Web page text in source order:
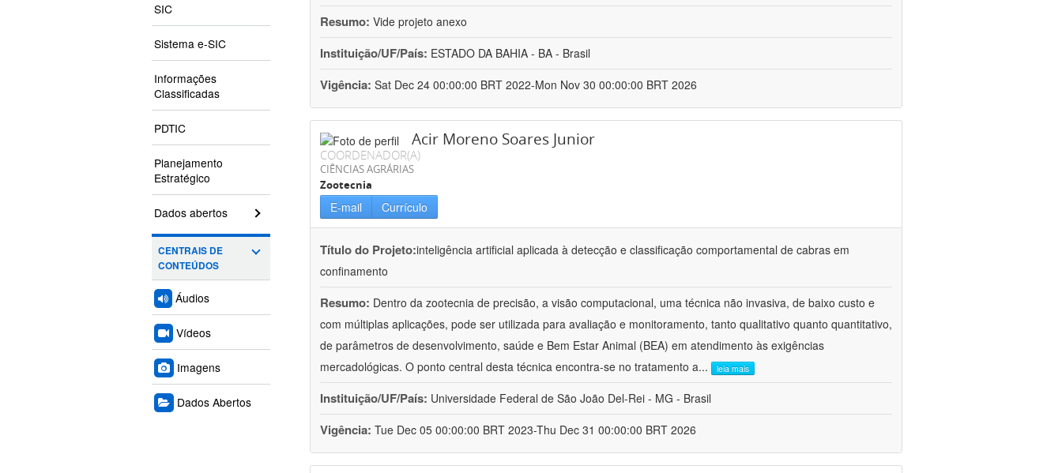
SIC
Sistema e-SIC
Informações
Classificadas
PDTIC
Planejamento
Estratégico
Dados abertos
CENTRAIS DE
CONTEÚDOS
Áudios
Vídeos
Imagens
Dados Abertos
Resumo: Vide projeto anexo
Instituição/UF/País: ESTADO DA BAHIA - BA - Brasil
Vigência: Sat Dec 24 00:00:00 BRT 2022-Mon Nov 30 00:00:00 BRT 2026
Acir Moreno Soares Junior
COORDENADOR(A)
CIÊNCIAS AGRÁRIAS
Zootecnia
E-mail Currículo
Título do Projeto:inteligência artificial aplicada à detecção e classificação comportamental de cabras em
confinamento
Resumo: Dentro da zootecnia de precisão, a visão computacional, uma técnica não invasiva, de baixo custo e
com múltiplas aplicações, pode ser utilizada para avaliação e monitoramento, tanto qualitativo quanto quantitativo,
de parâmetros de desenvolvimento, saúde e Bem Estar Animal (BEA) em atendimento às exigências
mercadológicas. O ponto central desta técnica encontra-se no tratamento a... leia mais
Instituição/UF/País: Universidade Federal de São João Del-Rei - MG - Brasil
Vigência: Tue Dec 05 00:00:00 BRT 2023-Thu Dec 31 00:00:00 BRT 2026